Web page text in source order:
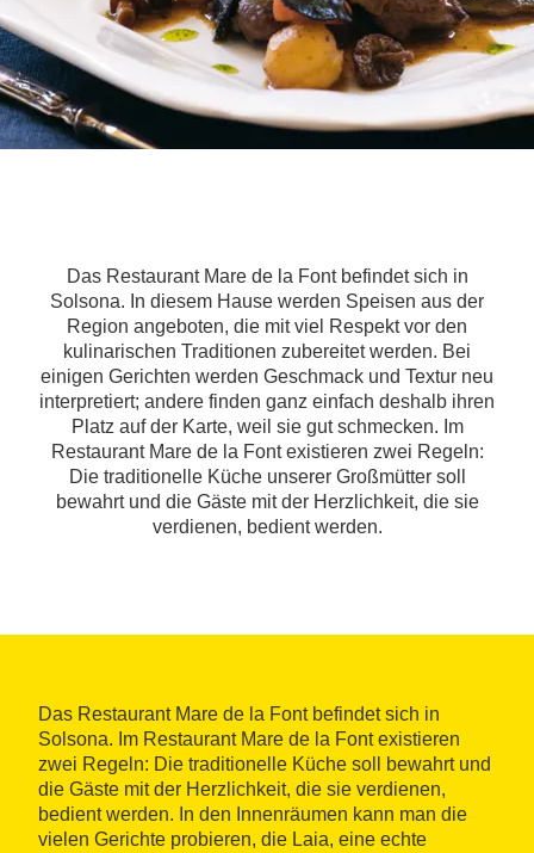
Das Restaurant Mare de la Font befindet sich in
Solsona. In diesem Hause werden Speisen aus der
Region angeboten, die mit viel Respekt vor den
kulinarischen Traditionen zubereitet werden. Bei
einigen Gerichten werden Geschmack und Textur neu
interpretiert; andere finden ganz einfach deshalb ihren
Platz auf der Karte, weil sie gut schmecken. Im
Restaurant Mare de la Font existieren zwei Regeln:
Die traditionelle Küche unserer Großmütter soll
bewahrt und die Gäste mit der Herzlichkeit, die sie
verdienen, bedient werden.
Das Restaurant Mare de la Font befindet sich in
Solsona. Im Restaurant Mare de la Font existieren
zwei Regeln: Die traditionelle Küche soll bewahrt und
die Gäste mit der Herzlichkeit, die sie verdienen,
bedient werden. In den Innenräumen kann man die
vielen Gerichte probieren, die Laia, eine echte